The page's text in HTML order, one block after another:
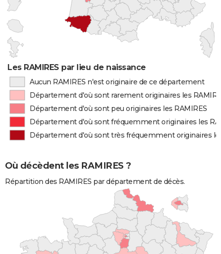
Les RAMIRES par lieu de naissance
Aucun RAMIRES n'est originaire de ce département
Département d'où sont rarement originaires les
Département d'où sont peu originaires les RAMIRES
Département d'où sont fréquemment originaires les
Département d'où sont très fréquemment originaires
Où décèdent les RAMIRES ?
Répartition des RAMIRES par département de décès.